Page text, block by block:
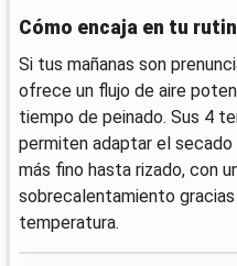
Cómo encaja en tu
Si tus mañanas son
ofrece un flujo de aire
tiempo de peinado. Sus 4
permiten adaptar el
más fino hasta rizado, con
sobrecalentamiento
temperatura.